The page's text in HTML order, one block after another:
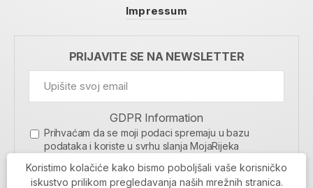
Impressum
PRIJAVITE SE NA NEWSLETTER
GDPR Information
Prihvaćam da se moji podaci spremaju u bazu
podataka i koriste u svrhu slanja MojaRijeka
MOJARIJEKA NEWSLETTER
Koristimo kolačiće kako bismo poboljšali vaše korisničko
iskustvo prilikom pregledavanja naših mrežnih stranica.